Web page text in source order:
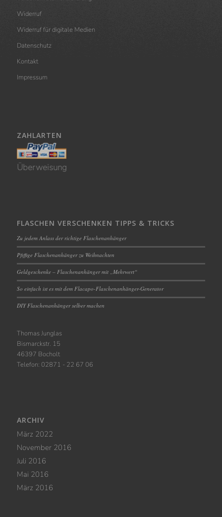
Widerruf
Widerruf für digitale Medien
Datenschutz
Kontakt
Impressum
ZAHLARTEN
Überweisung
FLASCHEN VERSCHENKEN TIPPS & TRICKS
Zu jedem Anlass der richtige Flaschenanhänger
Pfiffige Flaschenanhänger zu Weihnachten
Geldgeschenke – Flaschenanhänger mit „Mehrwert“
So einfach ist es mit dem Flacapo-Flaschenanhänger-Generator
DIY Flaschenanhänger selber machen
Thomas Junglas
Bismarckstr. 15
46397 Bocholt
Telefon: 02871 - 22 67 06
ARCHIV
März 2022
November 2016
Juli 2016
Mai 2016
März 2016